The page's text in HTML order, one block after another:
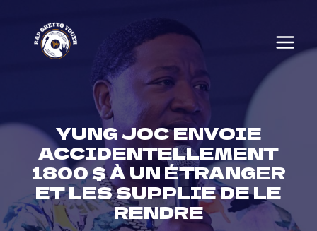
content
YUNG JOC ENVOIE
ACCIDENTELLEMENT
1800 $ À UN ÉTRANGER
ET LES SUPPLIE DE LE
RENDRE